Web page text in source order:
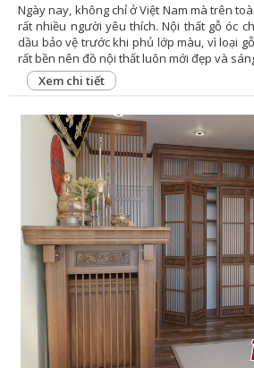
Ngày nay, không chỉ ở Việt Nam mà trên
rất nhiều người yêu thích. Nội thất gỗ óc
dầu bảo vệ trước khi phủ lớp màu, vì loại
rất bền nên đồ nội thất luôn mới đẹp và
Xem chi tiết